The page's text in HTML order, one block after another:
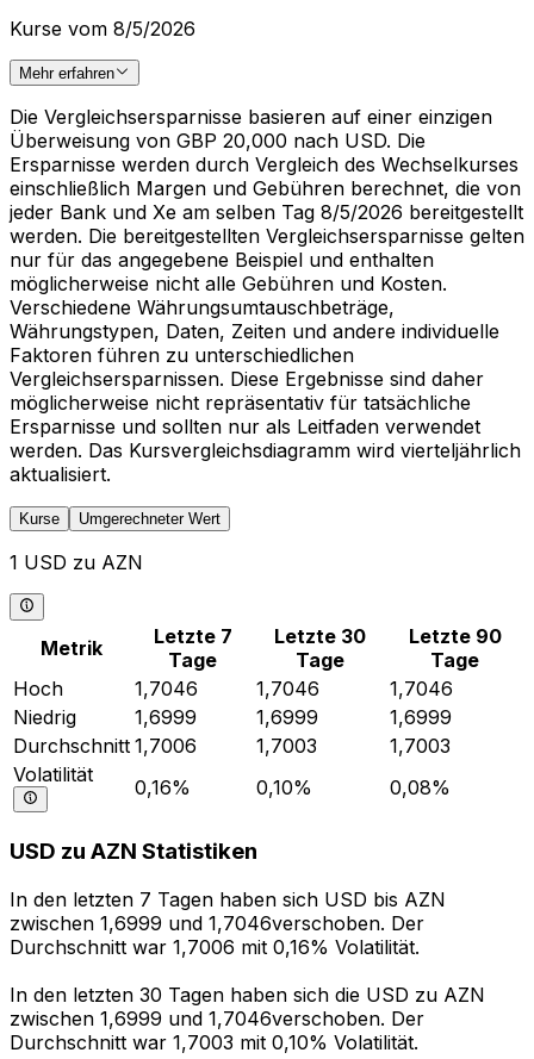
Kurse vom 8/5/2026
Mehr erfahren
Die Vergleichsersparnisse basieren auf einer einzigen
Überweisung von GBP 20,000 nach USD. Die
Ersparnisse werden durch Vergleich des Wechselkurses
einschließlich Margen und Gebühren berechnet, die von
jeder Bank und Xe am selben Tag 8/5/2026 bereitgestellt
werden. Die bereitgestellten Vergleichsersparnisse gelten
nur für das angegebene Beispiel und enthalten
möglicherweise nicht alle Gebühren und Kosten.
Verschiedene Währungsumtauschbeträge,
Währungstypen, Daten, Zeiten und andere individuelle
Faktoren führen zu unterschiedlichen
Vergleichsersparnissen. Diese Ergebnisse sind daher
möglicherweise nicht repräsentativ für tatsächliche
Ersparnisse und sollten nur als Leitfaden verwendet
werden. Das Kursvergleichsdiagramm wird vierteljährlich
aktualisiert.
Kurse Umgerechneter Wert
1 USD zu AZN
Metrik
Letzte 7
Tage
Letzte 30
Tage
Letzte 90
Tage
Hoch
1,7046 1,7046
1,7046
Niedrig
1,6999 1,6999
1,6999
Durchschnitt 1,7006 1,7003
1,7003
Volatilität
0,16% 0,10% 0,08%
USD zu AZN Statistiken
In den letzten 7 Tagen haben sich USD bis AZN
zwischen 1,6999 und 1,7046verschoben. Der
Durchschnitt war 1,7006 mit 0,16% Volatilität.
In den letzten 30 Tagen haben sich die USD zu AZN
zwischen 1,6999 und 1,7046verschoben. Der
Durchschnitt war 1,7003 mit 0,10% Volatilität.